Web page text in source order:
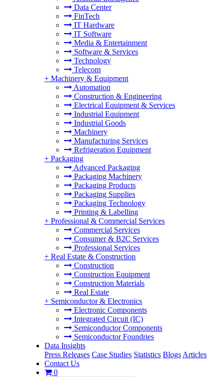
Data Center
FinTech
IT Hardware
IT Software
Media & Entertainment
Software & Services
Technology
Telecom
+ Machinery & Equipment
Automation
Construction & Engineering
Electrical Equipment & Services
Industrial Equipment
Industrial Goods
Machinery
Manufacturing Services
Refrigeration Equipment
+ Packaging
Advanced Packaging
Packaging Machinery
Packaging Products
Packaging Supplies
Packaging Technology
Printing & Labelling
+ Professional & Commercial Services
Commercial Services
Consumer & B2C Services
Professional Services
+ Real Estate & Construction
Construction
Construction Equipment
Construction Materials
Real Estate
+ Semiconductor & Electronics
Electronic Components
Integrated Circuit (IC)
Semiconductor Components
Semiconductor Foundries
Data Insights
Press Releases Case Studies Statistics Blogs Articles
Contact Us
0